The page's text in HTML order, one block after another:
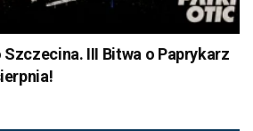
III Bitwa o Paprykarz